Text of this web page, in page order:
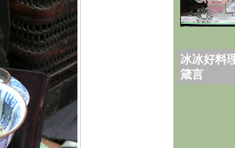
冰冰好料
箴言